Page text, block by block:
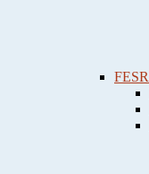
FESR